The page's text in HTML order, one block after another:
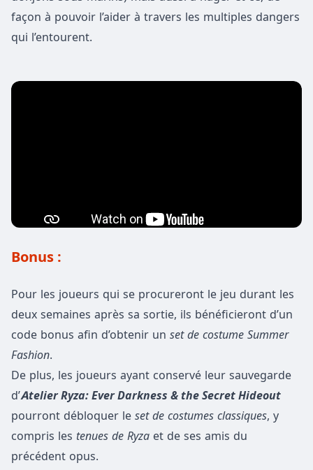
façon à pouvoir l’aider à travers les multiples dangers
qui l’entourent.
Bonus :
Pour les joueurs qui se procureront le jeu durant les
deux semaines après sa sortie, ils bénéficieront d’un
code bonus afin d’obtenir un set de costume Summer
Fashion.
De plus, les joueurs ayant conservé leur sauvegarde
d’Atelier Ryza: Ever Darkness & the Secret Hideout
pourront débloquer le set de costumes classiques, y
compris les tenues de Ryza et de ses amis du
précédent opus.